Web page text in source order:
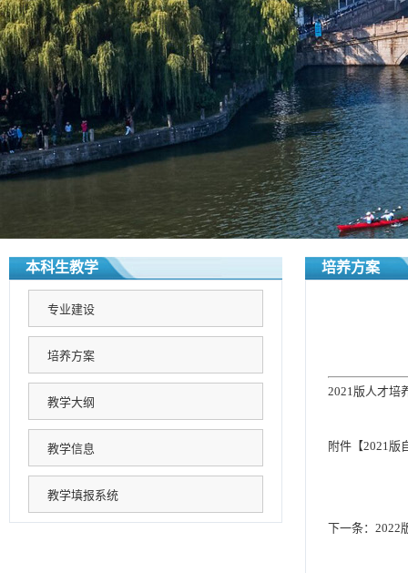
本科生教学
专业建设
培养方案
教学大纲
教学信息
教学填报系统
培养方案
2021版人才培
附件【2021版
下一条： 2022